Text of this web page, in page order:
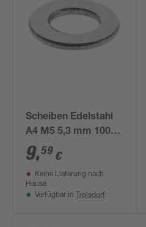
Scheiben Edelstahl
A4 M5 5,3 mm 100
Stück
9,59 €
Keine Lieferung nach
Hause
Verfügbar in Troisdorf